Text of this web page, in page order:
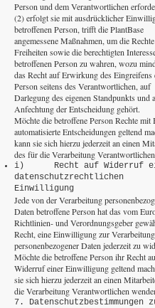
Person und dem Verantwortlichen
(2) erfolgt sie mit ausdrücklicher
betroffenen Person, trifft die PlantBase
angemessene Maßnahmen, um die
Freiheiten sowie die berechtigten
betroffenen Person zu wahren, wozu
das Recht auf Erwirkung des Eingreifens
Person seitens des Verantwortlichen, auf
Darlegung des eigenen Standpunkts und
Anfechtung der Entscheidung gehört.
Möchte die betroffene Person Rechte mit
automatisierte Entscheidungen geltend
kann sie sich hierzu jederzeit an einen
des für die Verarbeitung
i) Recht auf Widerruf
datenschutzrechtlichen
Einwilligung
Jede von der Verarbeitung
Daten betroffene Person hat das vom
Richtlinien- und Verordnungsgeber
Recht, eine Einwilligung zur Verarbeitung
personenbezogener Daten jederzeit zu
Möchte die betroffene Person ihr Recht
Widerruf einer Einwilligung geltend
sie sich hierzu jederzeit an einen
die Verarbeitung Verantwortlichen
7. Datenschutzbestimmungen